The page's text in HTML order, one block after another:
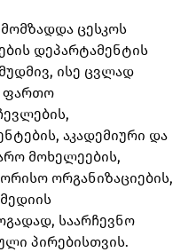
მომზადდა ცესკოს
დეპარტამენტის
ისე ცვლად
ფართო
აკადემიური და
მოხელეების,
ორგანიზაციების,
საარჩევნო
პირებისთვის.